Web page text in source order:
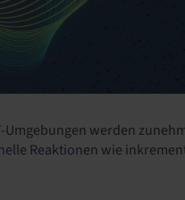
Umgebungen werden
Reaktionen wie